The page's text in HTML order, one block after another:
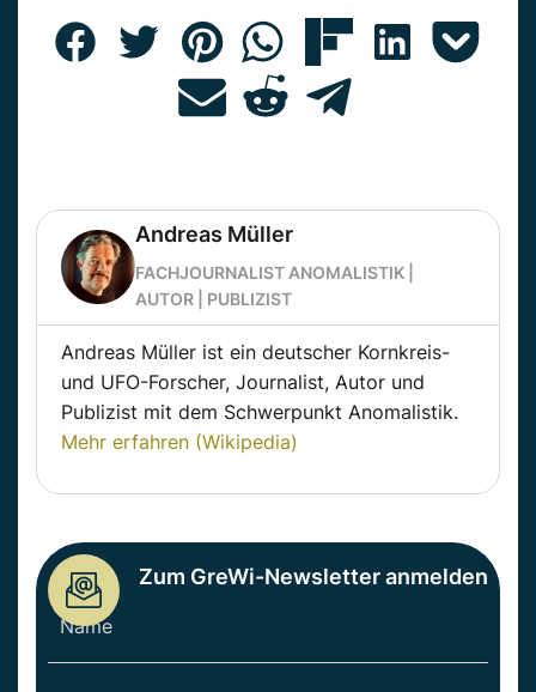
Andreas Müller
FACHJOURNALIST ANOMALISTIK |
AUTOR | PUBLIZIST
Andreas Müller ist ein deutscher Kornkreis-
und UFO-Forscher, Journalist, Autor und
Publizist mit dem Schwerpunkt Anomalistik.
Mehr erfahren (Wikipedia)
Zum GreWi-Newsletter anmelden